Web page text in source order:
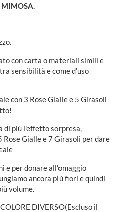
con carta o materiali simili e
sensibilità e come d'uso
con 3 Rose Gialle e 5 Girasoli
di più l'effetto sorpresa,
Gialle e 7 Girasoli per dare
e per donare all'omaggio
ancora più fiori e quindi
volume.
DIVERSO(Escluso il